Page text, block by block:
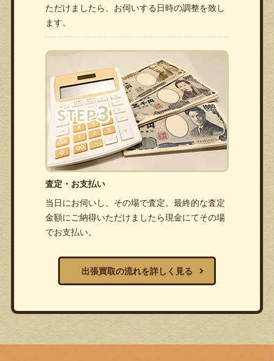
ただけましたら、お伺いする日時の調整を致し
ます。
査定・お支払い
当日にお伺いし、その場で査定。最終的な査定
金額にご納得いただけましたら現金にてその場
でお支払い。
出張買取の流れを詳しく見る